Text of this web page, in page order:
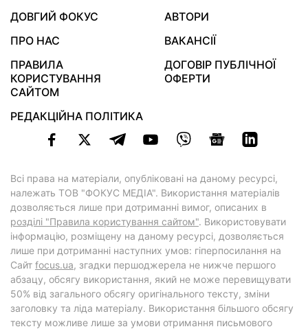
ДОВГИЙ ФОКУС
АВТОРИ
ПРО НАС
ВАКАНСІЇ
ПРАВИЛА
КОРИСТУВАННЯ
САЙТОМ
ДОГОВІР ПУБЛІЧНОЇ
ОФЕРТИ
РЕДАКЦІЙНА ПОЛІТИКА
Всі права на матеріали, опубліковані на даному ресурсі,
належать ТОВ "ФОКУС МЕДІА". Використання матеріалів
дозволяється лише при дотриманні вимог, описаних в
розділі "Правила користування сайтом". Використовувати
інформацію, розміщену на даному ресурсі, дозволяється
лише при дотриманні наступних умов: гіперпосилання на
Cайт focus.ua, згадки першоджерела не нижче першого
абзацу, обсягу використання, який не може перевищувати
50% від загального обсягу оригінального тексту, зміни
заголовку та ліда матеріалу. Використання більшого обсягу
тексту можливе лише за умови отримання письмового